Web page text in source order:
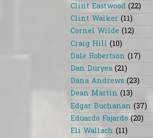
Clint Eastwood (22)
Clint Walker (11)
Cornel Wilde (12)
Craig Hill (10)
Dale Robertson (17)
Dan Duryea (21)
Dana Andrews (23)
Dean Martin (13)
Edgar Buchanan (37)
Eduardo Fajardo (20)
Eli Wallach (11)